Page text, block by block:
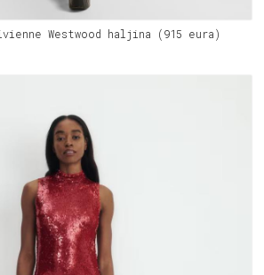
Westwood haljina (915 eura)